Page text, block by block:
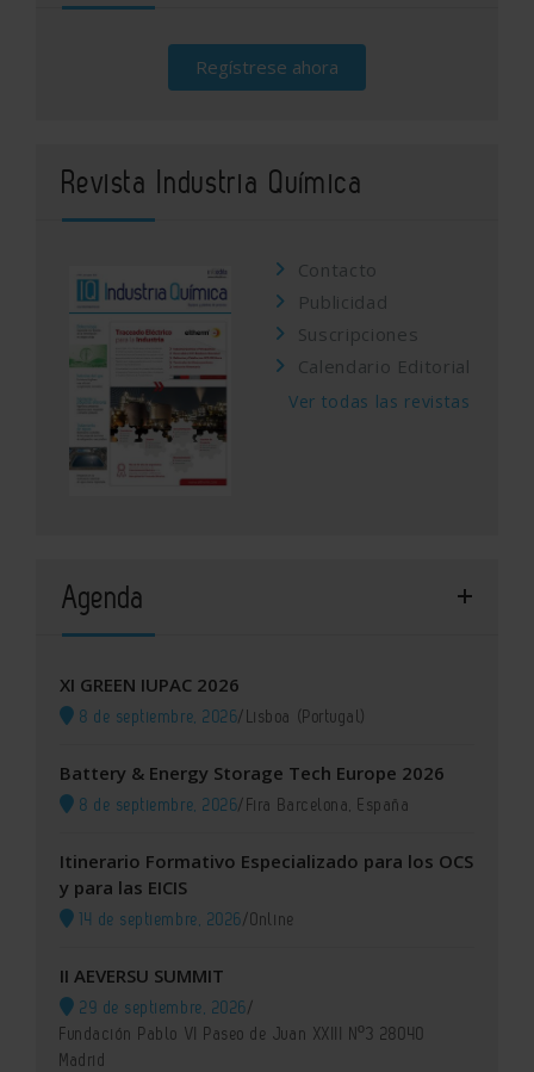
Regístrese ahora
Revista Industria Química
Contacto
Publicidad
Suscripciones
Calendario Editorial
Ver todas las revistas
Agenda
XI GREEN IUPAC 2026
8 de septiembre, 2026/Lisboa (Portugal)
Battery & Energy Storage Tech Europe 2026
8 de septiembre, 2026/Fira Barcelona, España
Itinerario Formativo Especializado para los OCS
y para las EICIS
14 de septiembre, 2026/Online
II AEVERSU SUMMIT
29 de septiembre, 2026/
Fundación Pablo VI Paseo de Juan XXIII Nº3 28040
Madrid